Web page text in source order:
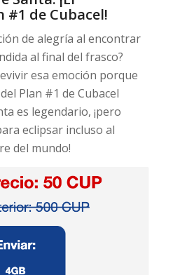
#1 de Cubacel!
de alegría al encontrar
al final del frasco?
esa emoción porque
Plan #1 de Cubacel
es legendario, ¡pero
eclipsar incluso al
del mundo!